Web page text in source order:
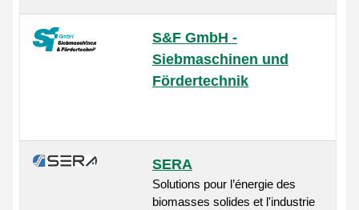
S&F GmbH -
Siebmaschinen und
Fördertechnik
SERA
Solutions pour l’énergie des
biomasses solides et l'industrie